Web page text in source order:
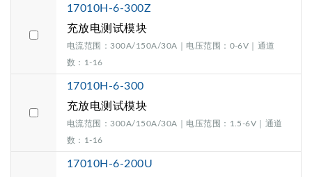
17010H-6-300Z
充放电测试模块
电流范围：300A/150A/30A｜电压范围：0-6V｜通道
数：1-16
17010H-6-300
充放电测试模块
电流范围：300A/150A/30A｜电压范围：1.5-6V｜通道
数：1-16
17010H-6-200U